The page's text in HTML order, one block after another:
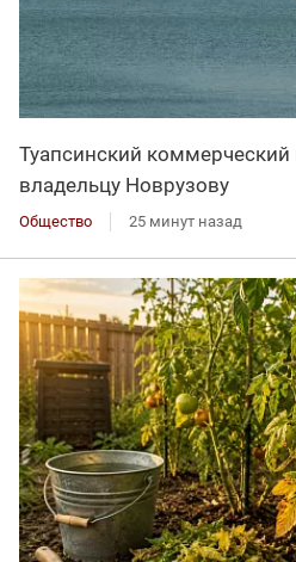
Туапсинский коммерческий
владельцу Новрузову
Общество 25 минут назад